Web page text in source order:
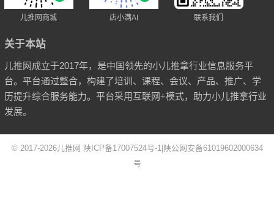
儿推网商城 店小满AI 联系我们
关于本站
儿推网成立于2017年，是中国领先的小儿推拿行业信息服务平
台。平台通过整合，构建了培训、课程、会议、产品、推广、学
历提升综合服务能力。平台采用互联网+模式，助力小儿推拿行业
发展。
© 2017-2026儿推网 陕ICP备17007524号-1 |陕公网安备61019602000634
号